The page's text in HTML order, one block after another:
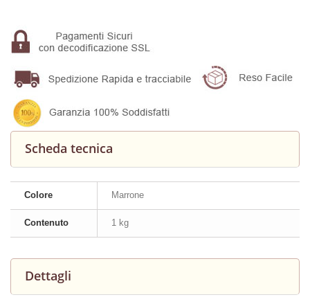
Scheda tecnica
Colore Marrone
Contenuto 1 kg
Dettagli